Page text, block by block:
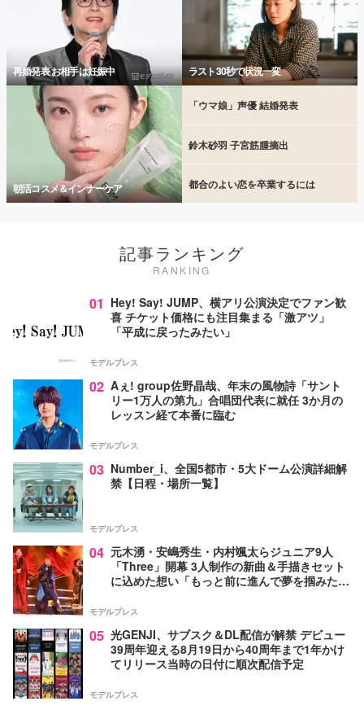
再婚発表 お相手は妊娠中 ラスト30秒で状況一変
朝活コスメ＆インナーケア
「ウマ娘」声優 結婚発表
鈴木砂羽 子宮筋腫摘出
都合のよい恋を卒業するには
記事ランキング
RANKING
01 Hey! Say! JUMP、横アリ公演決定でファン歓
喜 チケット価格にも注目集まる「激アツ」
「平成に戻ったみたい」
モデルプレス
02 Aぇ! group佐野晶哉、年末の風物詩「サント
リー1万人の第九」合唱団代表に就任 3か月の
レッスン経て本番に臨む
モデルプレス
03 Number_i、全国5都市・5大ドーム公演詳細解
禁【日程・場所一覧】
モデルプレス
04 元木湧・安嶋秀生・内村颯太らジュニア9人
「Three」開幕 3人制作の新曲＆手描きセット
に込めた想い「もっと前に進んで夢を掴みた
モデルプレス
05 光GENJI、サブスク＆DL配信が解禁 デビュー
39周年迎える8月19日から40周年まで1年かけ
てリリース当時の日付に順次配信予定
モデルプレス